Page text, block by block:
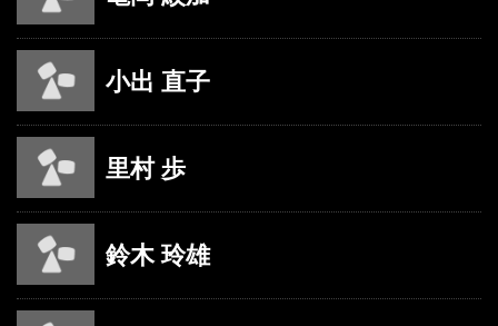
小出 直子
里村 歩
鈴木 玲雄